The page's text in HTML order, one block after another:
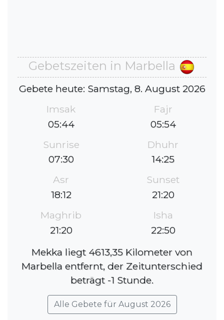
Gebetszeiten in Marbella
Gebete heute: Samstag, 8. August 2026
Imsak
05:44
Fajr
05:54
Sunrise
07:30
Dhuhr
14:25
Asr
18:12
Sunset
21:20
Maghrib
21:20
Isha
22:50
Mekka liegt 4613,35 Kilometer von
Marbella entfernt, der Zeitunterschied
beträgt -1 Stunde.
Alle Gebete für August 2026